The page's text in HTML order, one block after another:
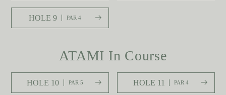
HOLE 9 PAR 4
ATAMI In Course
HOLE 10 PAR 5 HOLE 11 PAR 4